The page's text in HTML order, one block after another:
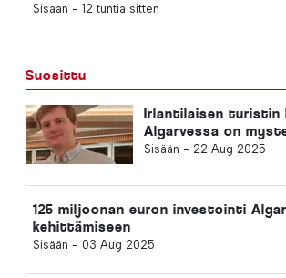
Sisään - 12 tuntia sitten
Suosittu
Irlantilaisen turistin
Algarvessa on
Sisään - 22 Aug 2025
125 miljoonan euron investointi
kehittämiseen
Sisään - 03 Aug 2025